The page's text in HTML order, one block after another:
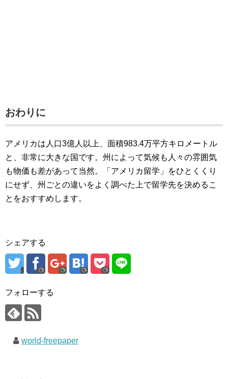
おわりに
アメリカは人口3億人以上、面積983.4万平方キロメートル
と、非常に大きな国です。州によって気候も人々の雰囲気
も物価も差があって当然。「アメリカ留学」をひとくくり
にせず、州ごとの違いをよく調べた上で留学先を決めるこ
とをおすすめします。
シェアする
フォローする
world-freepaper